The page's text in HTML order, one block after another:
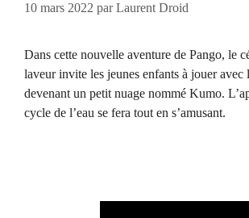
10 mars 2022 parLaurent Droid
Dans cette nouvelle aventure de Pango, le
laveur invite les jeunes enfants à jouer avec
devenant un petit nuage nommé Kumo.
cycle de l’eau se fera tout en s’amusant.